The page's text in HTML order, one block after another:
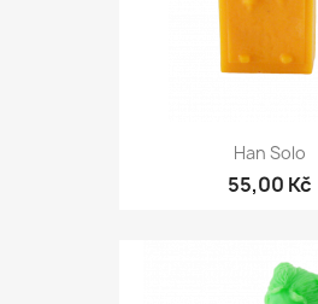
Han Solo
55,00 Kč